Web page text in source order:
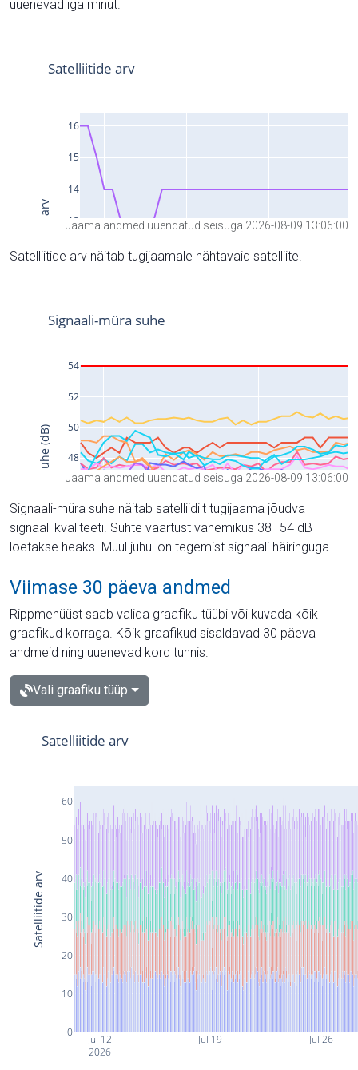
uuenevad iga minut.
Jaama andmed uuendatud seisuga 2026-08-09 13:06:00
Satelliitide arv näitab tugijaamale nähtavaid satelliite.
Jaama andmed uuendatud seisuga 2026-08-09 13:06:00
Signaali-müra suhe näitab satelliidilt tugijaama jõudva
signaali kvaliteeti. Suhte väärtust vahemikus 38–54 dB
loetakse heaks. Muul juhul on tegemist signaali häiringuga.
Viimase 30 päeva andmed
Rippmenüüst saab valida graafiku tüübi või kuvada kõik
graafikud korraga. Kõik graafikud sisaldavad 30 päeva
andmeid ning uuenevad kord tunnis.
Vali graafiku tüüp
Jul 12
2026
Jul 19 Jul 26
0
10
20
30
40
50
60
Satelliitide arv
Satelliitide arv